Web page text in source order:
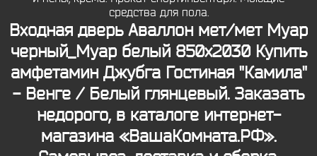
средства для пола.
Входная дверь Аваллон мет/мет Муар
черный_Муар белый 850x2030 Купить
амфетамин Джубга Гостиная "Камила"
- Венге / Белый глянцевый. Заказать
недорого, в каталоге интернет-
магазина «ВашаКомната.РФ».